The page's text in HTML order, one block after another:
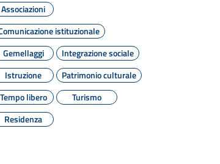
Associazioni
istituzionale
Gemellaggi
Integrazione sociale
Istruzione
Patrimonio culturale
Tempo libero
Turismo
Residenza